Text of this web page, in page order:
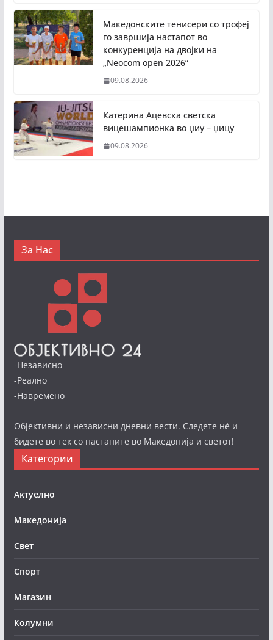
Македонските тенисери со трофеј
го завршија настапот во
конкуренција на двојки на
„Neocom open 2026“
09.08.2026
Катерина Ацевска светска
вицешампионка во џиу – џицу
09.08.2026
За Нас
-Независно
-Реално
-Навремено
Објективни и независни дневни вести. Следете нè и
бидете во тек со настаните во Македонија и светот!
Категории
Актуелно
Македонија
Свет
Спорт
Магазин
Колумни